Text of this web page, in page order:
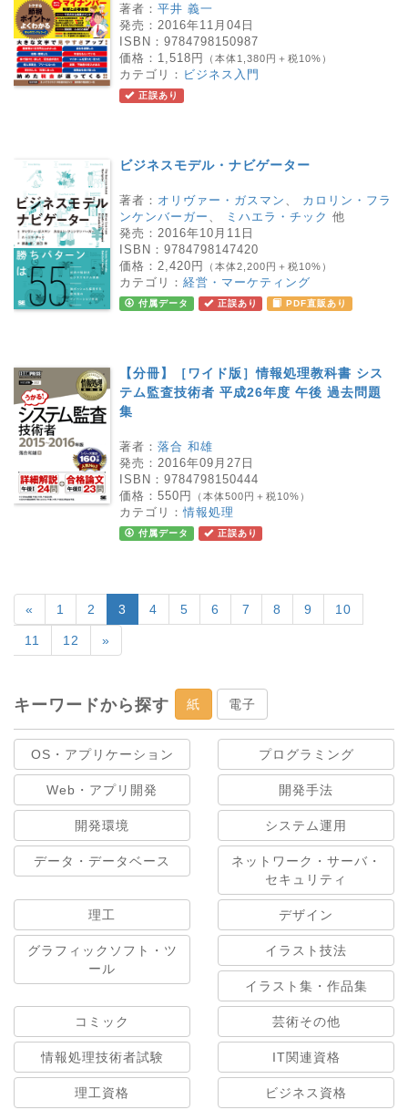
著者： 平井 義一
発売： 2016年11月04日
ISBN： 9784798150987
価格： 1,518円 （本体1,380円＋税10%）
カテゴリ： ビジネス入門
正誤あり
ビジネスモデル・ナビゲーター
著者： オリヴァー・ガスマン
カロリン・フラ
ンケンバーガー
ミハエラ・チック 他
発売： 2016年10月11日
ISBN： 9784798147420
価格： 2,420円 （本体2,200円＋税10%）
カテゴリ： 経営・マーケティング
付属データ 正誤あり PDF直販あり
【分冊】［ワイド版］情報処理教科書 シス
テム監査技術者 平成26年度 午後 過去問題
集
著者： 落合 和雄
発売： 2016年09月27日
ISBN： 9784798150444
価格： 550円 （本体500円＋税10%）
カテゴリ：情報処理
付属データ 正誤あり
« 1 2 3 4 5 6 7 8 9 10
11 12 »
キーワードから探す 紙 電子
OS・アプリケーション プログラミング
Web・アプリ開発 開発手法
開発環境 システム運用
データ・データベース
ネットワーク・サーバ・
セキュリティ
理工 デザイン
グラフィックソフト・ツ
ール
イラスト技法
イラスト集・作品集
コミック 芸術その他
情報処理技術者試験 IT関連資格
理工資格 ビジネス資格